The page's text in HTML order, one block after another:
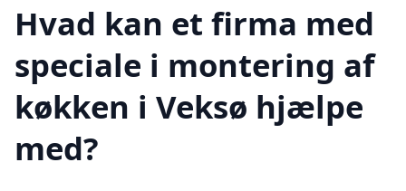
Hvad kan et firma med
speciale i montering af
køkken i Veksø hjælpe
med?